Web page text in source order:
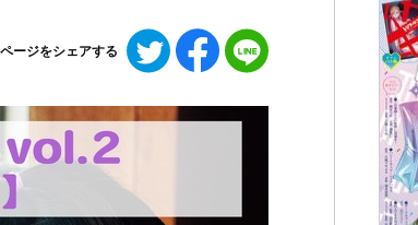
ージをシェアする
Twitter
で
ェ
Facebook
で
ェ
で
ェ